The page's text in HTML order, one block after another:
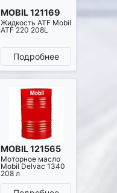
MOBIL 121169
Жидкость ATF Mobil
ATF 220 208L
Подробнее
MOBIL 121565
Моторное масло
Mobil Delvac 1340
208 л